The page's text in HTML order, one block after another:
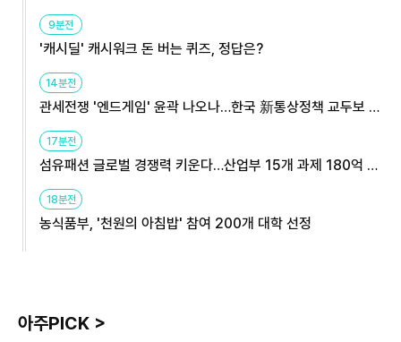
9분전
'캐시딜' 캐시워크 돈 버는 퀴즈, 정답은?
14분전
관세전쟁 '엔드게임' 윤곽 나오나…한국 新통상정책 교두보 활
용해야
17분전
섬유패션 글로벌 경쟁력 키운다…산업부 15개 과제 180억 지
원
18분전
농식품부, '천원의 아침밥' 참여 200개 대학 선정
아주PICK >